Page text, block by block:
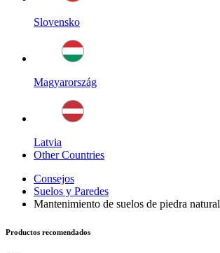
Slovensko
Magyarország
Latvia
Other Countries
Consejos
Suelos y Paredes
Mantenimiento de suelos de piedra natural
Productos recomendados